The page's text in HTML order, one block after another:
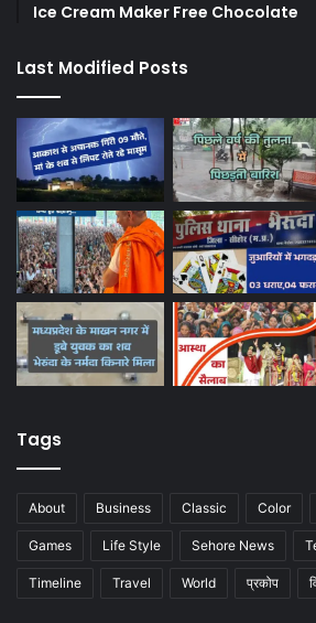
Ice Cream Maker Free Chocolate
Last Modified Posts
Tags
About Business Classic Color
Games Life Style Sehore News
Timeline Travel World प्रकोप